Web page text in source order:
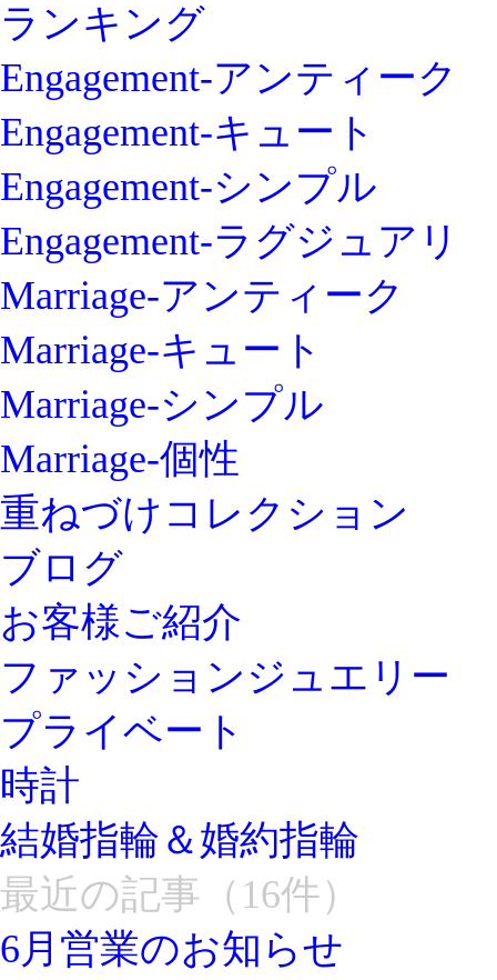
ランキング
Engagement-アンティーク
Engagement-キュート
Engagement-シンプル
Engagement-ラグジュアリ
Marriage-アンティーク
Marriage-キュート
Marriage-シンプル
Marriage-個性
重ねづけコレクション
ブログ
お客様ご紹介
ファッションジュエリー
プライベート
時計
結婚指輪＆婚約指輪
最近の記事（16件）
6月営業のお知らせ